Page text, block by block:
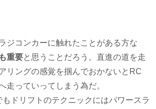
ジコンカーに触れたことがある方な
重要と思うことだろう。直進の道を走
リングの感覚を掴んでおかないとRC
走っていってしまう為だ。
ドリフトのテクニックにはパワースラ